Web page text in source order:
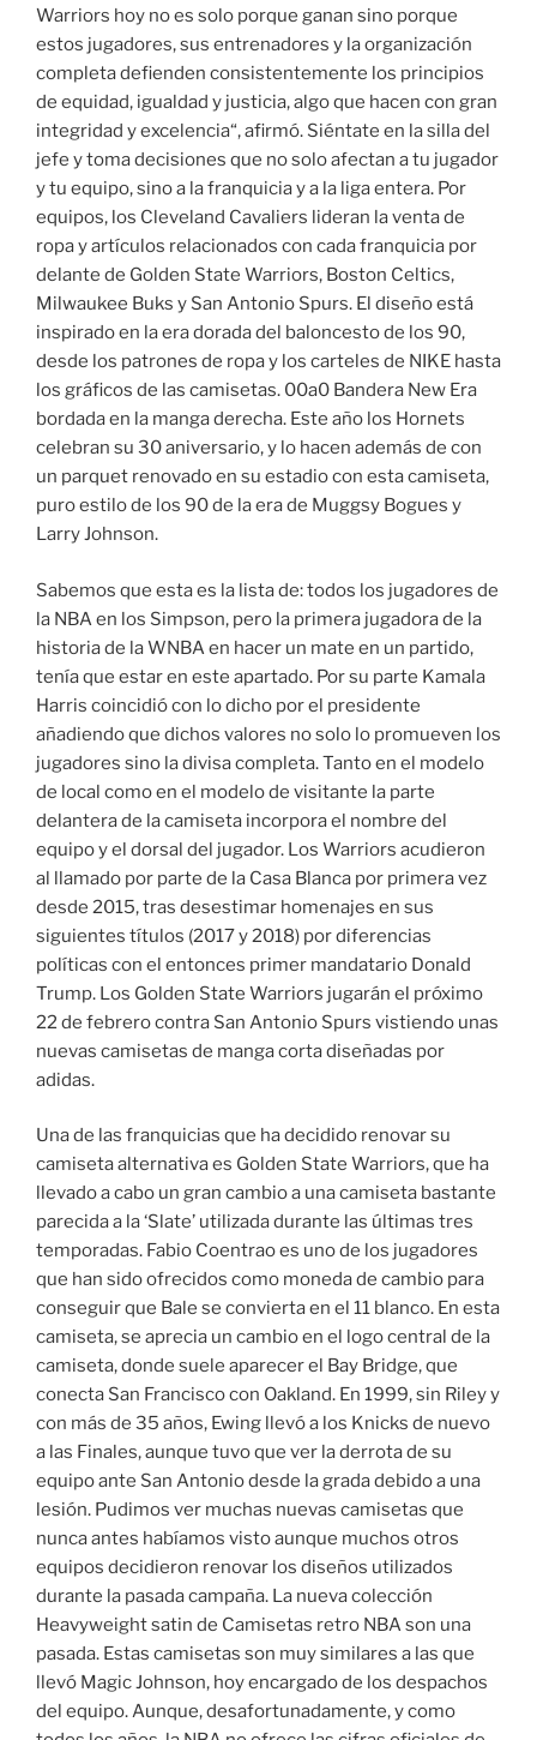
Warriors hoy no es solo porque ganan sino porque
estos jugadores, sus entrenadores y la organización
completa defienden consistentemente los principios
de equidad, igualdad y justicia, algo que hacen con gran
integridad y excelencia“, afirmó. Siéntate en la silla del
jefe y toma decisiones que no solo afectan a tu jugador
y tu equipo, sino a la franquicia y a la liga entera. Por
equipos, los Cleveland Cavaliers lideran la venta de
ropa y artículos relacionados con cada franquicia por
delante de Golden State Warriors, Boston Celtics,
Milwaukee Buks y San Antonio Spurs. El diseño está
inspirado en la era dorada del baloncesto de los 90,
desde los patrones de ropa y los carteles de NIKE hasta
los gráficos de las camisetas. 00a0 Bandera New Era
bordada en la manga derecha. Este año los Hornets
celebran su 30 aniversario, y lo hacen además de con
un parquet renovado en su estadio con esta camiseta,
puro estilo de los 90 de la era de Muggsy Bogues y
Larry Johnson.
Sabemos que esta es la lista de: todos los jugadores de
la NBA en los Simpson, pero la primera jugadora de la
historia de la WNBA en hacer un mate en un partido,
tenía que estar en este apartado. Por su parte Kamala
Harris coincidió con lo dicho por el presidente
añadiendo que dichos valores no solo lo promueven los
jugadores sino la divisa completa. Tanto en el modelo
de local como en el modelo de visitante la parte
delantera de la camiseta incorpora el nombre del
equipo y el dorsal del jugador. Los Warriors acudieron
al llamado por parte de la Casa Blanca por primera vez
desde 2015, tras desestimar homenajes en sus
siguientes títulos (2017 y 2018) por diferencias
políticas con el entonces primer mandatario Donald
Trump. Los Golden State Warriors jugarán el próximo
22 de febrero contra San Antonio Spurs vistiendo unas
nuevas camisetas de manga corta diseñadas por
adidas.
Una de las franquicias que ha decidido renovar su
camiseta alternativa es Golden State Warriors, que ha
llevado a cabo un gran cambio a una camiseta bastante
parecida a la ‘Slate’ utilizada durante las últimas tres
temporadas. Fabio Coentrao es uno de los jugadores
que han sido ofrecidos como moneda de cambio para
conseguir que Bale se convierta en el 11 blanco. En esta
camiseta, se aprecia un cambio en el logo central de la
camiseta, donde suele aparecer el Bay Bridge, que
conecta San Francisco con Oakland. En 1999, sin Riley y
con más de 35 años, Ewing llevó a los Knicks de nuevo
a las Finales, aunque tuvo que ver la derrota de su
equipo ante San Antonio desde la grada debido a una
lesión. Pudimos ver muchas nuevas camisetas que
nunca antes habíamos visto aunque muchos otros
equipos decidieron renovar los diseños utilizados
durante la pasada campaña. La nueva colección
Heavyweight satin de Camisetas retro NBA son una
pasada. Estas camisetas son muy similares a las que
llevó Magic Johnson, hoy encargado de los despachos
del equipo. Aunque, desafortunadamente, y como